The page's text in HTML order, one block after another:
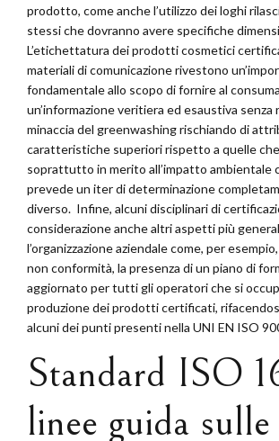
prodotto, come anche l’utilizzo dei loghi
stessi che dovranno avere specifiche
L’etichettatura dei prodotti cosmetici
materiali di comunicazione rivestono
fondamentale allo scopo di fornire al
un’informazione veritiera ed esaustiva senza
minaccia del greenwashing rischiando di
caratteristiche superiori rispetto a quelle
soprattutto in merito all’impatto ambientale
prevede un iter di determinazione
diverso. Infine, alcuni disciplinari di
considerazione anche altri aspetti più
l’organizzazione aziendale come, per
non conformità, la presenza di un piano di
aggiornato per tutti gli operatori che si
produzione dei prodotti certificati,
alcuni dei punti presenti nella UNI EN ISO
Standard ISO
linee guida sulle